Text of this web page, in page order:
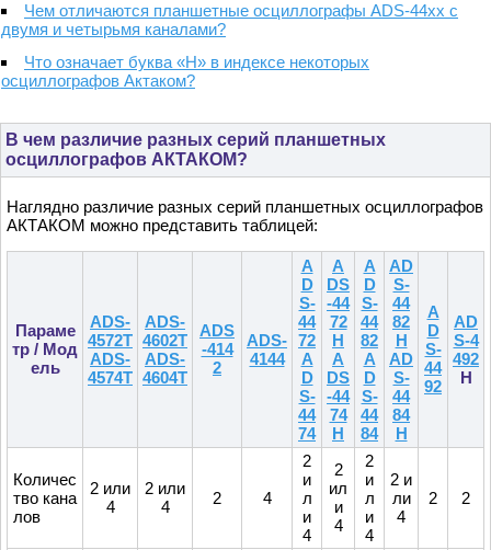
Чем отличаются планшетные осциллографы ADS-44xx с
двумя и четырьмя каналами?
Что означает буква «H» в индексе некоторых
осциллографов Актаком?
В чем различие разных серий планшетных
осциллографов АКТАКОМ?
Наглядно различие разных серий планшетных осциллографов
АКТАКОМ можно представить таблицей:
Параме
тр / Мод
ель
ADS-
4572T
ADS-
4574T
ADS-
4602T
ADS-
4604T
ADS
-414
2
ADS-
4144
A
D
S-
44
72
A
D
S-
44
74
A
DS
-44
72
H
A
DS
-44
74
H
A
D
S-
44
82
A
D
S-
44
84
AD
S-
44
82
H
AD
S-
44
84
H
A
D
S-
44
92
AD
S-4
492
H
Количес
тво кана
лов
2 или
4
2 или
4
2 4
2
и
л
и
4
2
ил
и
4
2
и
л
и
4
2 и
ли
4
2 2